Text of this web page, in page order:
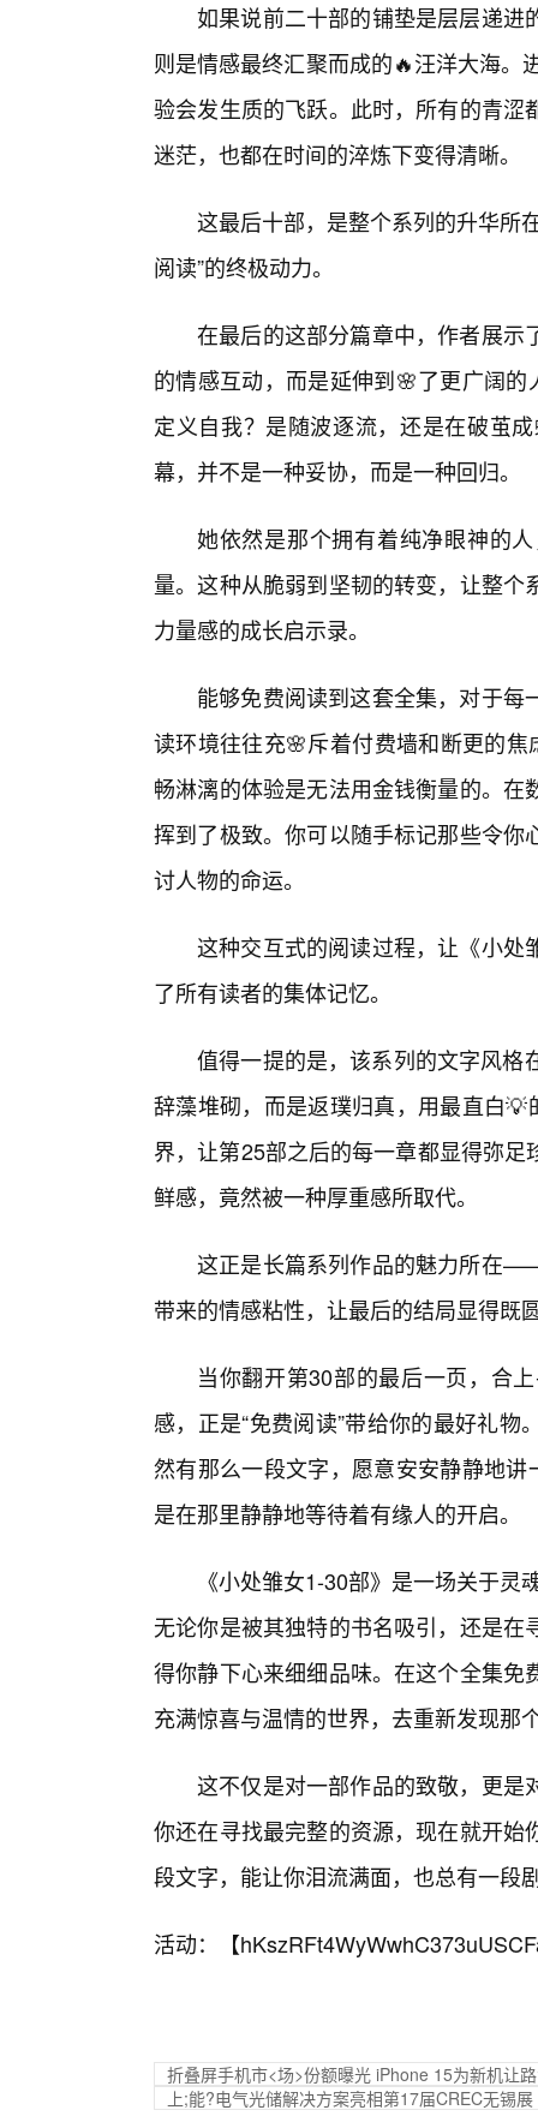
如果说前二十部的铺垫是层层递进
则是情感最终汇聚而成的🔥汪洋大海。
验会发生质的飞跃。此时，所有的青
迷茫，也都在时间的淬炼下变得清晰。
这最后十部，是整个系列的升华所
阅读”的终极动力。
在最后的这部分篇章中，作者展示
的情感互动，而是延伸到🌸了更广阔
定义自我？是随波逐流，还是在破茧
幕，并不是一种妥协，而是一种回归。
她依然是那个拥有着纯净眼神的
量。这种从脆弱到坚韧的转变，让整
力量感的成长启示录。
能够免费阅读到这套全集，对于
读环境往往充🌸斥着付费墙和断更的
畅淋漓的体验是无法用金钱衡量的。
挥到了极致。你可以随手标记那些令
讨人物的命运。
这种交互式的阅读过程，让《小处
了所有读者的集体记忆。
值得一提的是，该系列的文字风格
辞藻堆砌，而是返璞归真，用最直白
界，让第25部之后的每一章都显得弥
鲜感，竟然被一种厚重感所取代。
这正是长篇系列作品的魅力所在
带来的情感粘性，让最后的结局显得既
当你翻开第30部的最后一页，合
感，正是“免费阅读”带给你的最好礼
然有那么一段文字，愿意安安静静地
是在那里静静地等待着有缘人的开启。
《小处雏女1-30部》是一场关于灵
无论你是被其独特的书名吸引，还是
得你静下心来细细品味。在这个全集
充满惊喜与温情的世界，去重新发现那
这不仅是对一部作品的致敬，更是
你还在寻找最完整的资源，现在就开
段文字，能让你泪流满面，也总有一段
活动：【
折叠屏手机市<场>份额曝光 iPhone 15为新机让
上;能?电气光储解决方案亮相第17届CREC无锡展